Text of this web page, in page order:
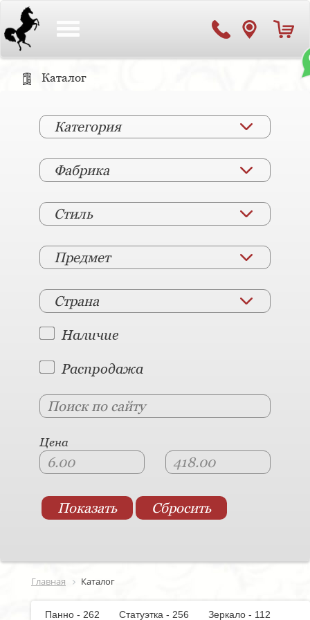
Каталог
Категория
Фабрика
Стиль
Предмет
Страна
Наличие
Распродажа
Цена
Главная Каталог
Панно - 262 Статуэтка - 256
Зеркало - 112